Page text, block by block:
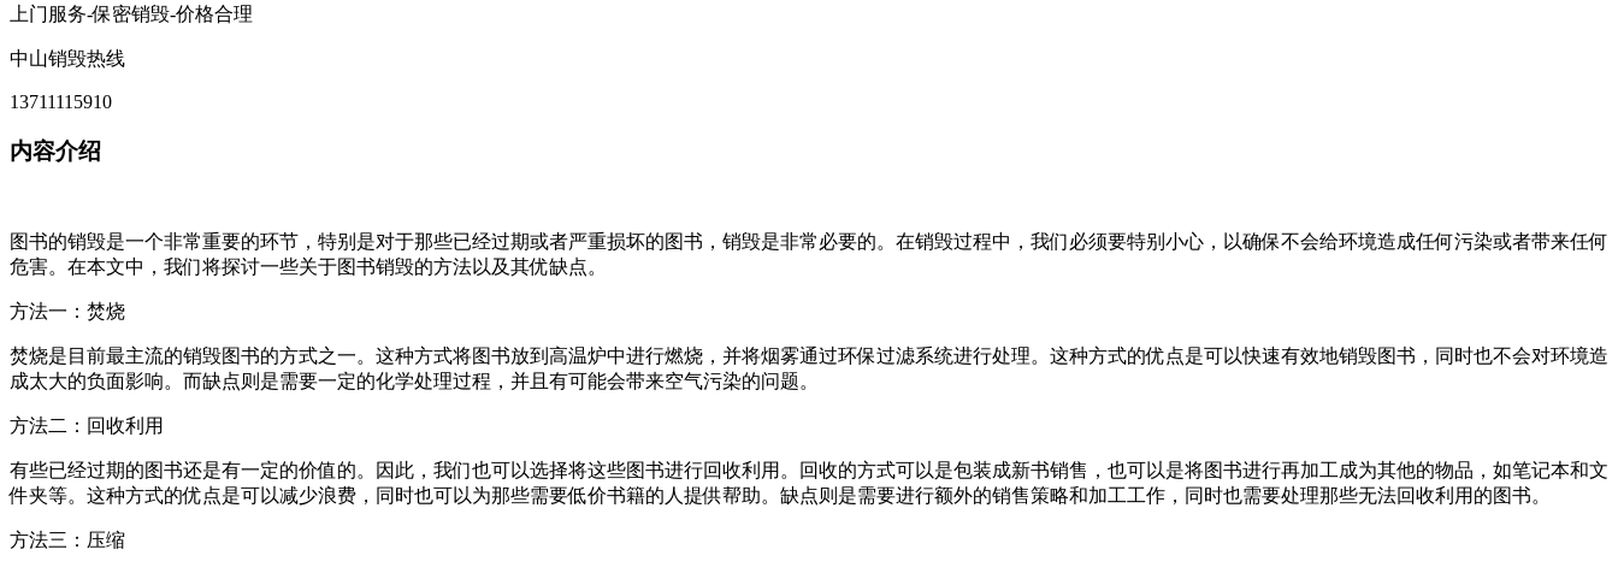
上门服务-保密销毁-价格合理
中山销毁热线
13711115910
内容介绍
图书的销毁是一个非常重要的环节，特别是对于那些已经过期或者严重损坏的图书，销毁是非常必要的。在销毁过程中，我们必须要特别小心，以确保不会给环境造成任何污染或者带来任何
危害。在本文中，我们将探讨一些关于图书销毁的方法以及其优缺点。
方法一：焚烧
焚烧是目前最主流的销毁图书的方式之一。这种方式将图书放到高温炉中进行燃烧，并将烟雾通过环保过滤系统进行处理。这种方式的优点是可以快速有效地销毁图书，同时也不会对环境造
成太大的负面影响。而缺点则是需要一定的化学处理过程，并且有可能会带来空气污染的问题。
方法二：回收利用
有些已经过期的图书还是有一定的价值的。因此，我们也可以选择将这些图书进行回收利用。回收的方式可以是包装成新书销售，也可以是将图书进行再加工成为其他的物品，如笔记本和文
件夹等。这种方式的优点是可以减少浪费，同时也可以为那些需要低价书籍的人提供帮助。缺点则是需要进行额外的销售策略和加工工作，同时也需要处理那些无法回收利用的图书。
方法三：压缩